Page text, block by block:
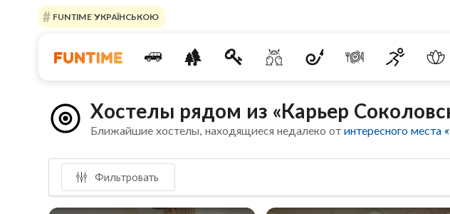
FUNTIME УКРАЇНСЬКОЮ
Хостелы рядом из «Карьер
Ближайшие хостелы, находящиеся недалеко отинтересного места
Фильтровать